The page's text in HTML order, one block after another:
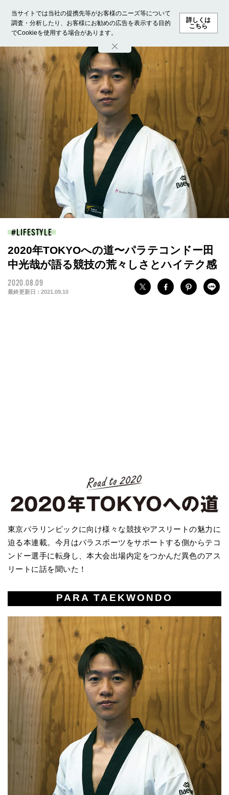
当サイトでは当社の提携先等がお客様のニーズ等について
調査・分析したり、お客様にお勧めの広告を表示する目的
でCookieを使用する場合があります。
詳しくは
こちら
ホーム モデル募集 ランキング ファッション ビューテ
LIFESTYLE
2020年TOKYOへの道〜パラテコンドー田
中光哉が語る競技の荒々しさとハイテク感
2020.08.09
最終更新日 : 2021.09.10
東京パラリンピックに向け様々な競技やアスリートの魅力に
迫る本連載。今月はパラスポーツをサポートする側からテコ
ンドー選手に転身し、本大会出場内定をつかんだ異色のアス
リートに話を聞いた！
PARA TAEKWONDO